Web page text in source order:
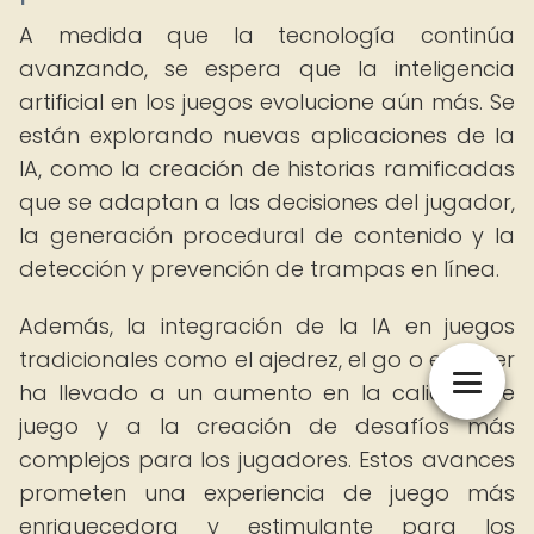
A medida que la tecnología continúa
avanzando, se espera que la inteligencia
artificial en los juegos evolucione aún más. Se
están explorando nuevas aplicaciones de la
IA, como la creación de historias ramificadas
que se adaptan a las decisiones del jugador,
la generación procedural de contenido y la
detección y prevención de trampas en línea.
Además, la integración de la IA en juegos
tradicionales como el ajedrez, el go o el póker
ha llevado a un aumento en la calidad de
juego y a la creación de desafíos más
complejos para los jugadores. Estos avances
prometen una experiencia de juego más
enriquecedora y estimulante para los